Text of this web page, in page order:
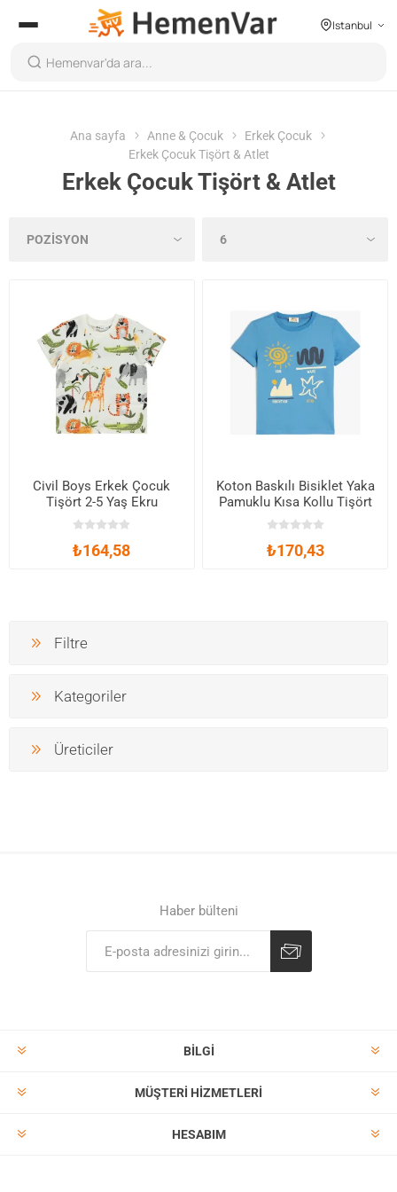
Istanbul
Ana sayfa Anne & Çocuk
Erkek Çocuk
Erkek Çocuk Tişört & Atlet
Erkek Çocuk Tişört & Atlet
Civil Boys Erkek Çocuk
Tişört 2-5 Yaş Ekru
₺164,58
Koton Baskılı Bisiklet Yaka
Pamuklu Kısa Kollu Tişört
₺170,43
Filtre
Kategoriler
Üreticiler
Haber bülteni
BILGI
MÜŞTERI HIZMETLERI
HESABIM